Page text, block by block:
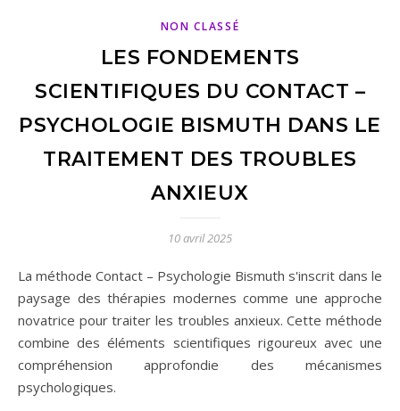
NON CLASSÉ
LES FONDEMENTS
SCIENTIFIQUES DU CONTACT –
PSYCHOLOGIE BISMUTH DANS LE
TRAITEMENT DES TROUBLES
ANXIEUX
10 avril 2025
La méthode Contact – Psychologie Bismuth s'inscrit dans le
paysage des thérapies modernes comme une approche
novatrice pour traiter les troubles anxieux. Cette méthode
combine des éléments scientifiques rigoureux avec une
compréhension approfondie des mécanismes
psychologiques.